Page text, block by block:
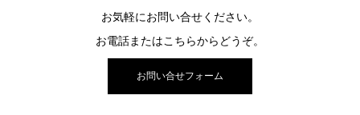
お気軽にお問い合せください。
お電話またはこちらからどうぞ。
お問い合せフォーム